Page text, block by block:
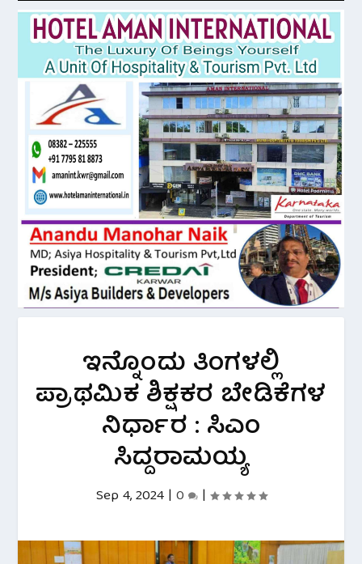
ಇನ್ನೊಂದು ತಿಂಗಳಲ್ಲಿ
ಪ್ರಾಥಮಿಕ ಶಿಕ್ಷಕರ ಬೇಡಿಕೆಗಳ
ನಿರ್ಧಾರ : ಸಿಎಂ
ಸಿದ್ದರಾಮಯ್ಯ
Sep 4, 2024| 0 |